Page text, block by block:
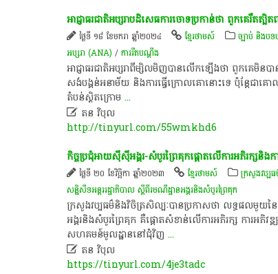
អាជ្ញាធរ​ជាតិ​អប្សរា​បដិសេធ​ការ​ចោទប្រកាន់​ថា​ ពួក​គេ​រឹតត្បិ
ថ្ងៃទី ១៨ ខែមករា ឆ្នាំ២០២៤ ខ្មែរថាមស៍ ច្បាប់ និងបទ
អប្សរា​ (ANA) /ការរឹតបណ្តឹង
អាជ្ញាធរ​ជាតិ​អប្សរា​ពី​ម្សិលមិញ​បាន​លើក​ឡើង​ថា​ ពួក​គេ​មិ
សង់​បង្គន់​អនាម័យ​ និង​ការ​ធ្វើ​ក្រោលគោ​នោះ​ទេ​ ប៉ុន្តែ​ជា​គ
តំបន់​ស្ថិត​ក្រោម ...
ត​ន​ ​វិបុល​
http://tinyurl.com/55wmkhd6
កិច្ចប្រជុំ​អាយ​ស៊ី​ស៊ី​អង្គរ​-​សំបូរ​ព្រៃ​គុក​ផ្តោត​លើ​ការ​អភិរក្ស​និ
ថ្ងៃទី ២០ ខែវិច្ឆិកា ឆ្នាំ២០២៣ ខ្មែរថាមស៍ ក្រសួងវប្ប
សន្និសីទ​អន្តររដ្ឋាភិបាល​ ស្ដី​ពីរ​មណី​ដ្ឋា​ន​អង្គរ​និង​សំបូរ​ព្រៃ​គុក​
ក្រសួង​វប្បធម៌​និង​វិចិត្រសិល្បៈ​បាន​ប្រកាស​ថា​ លទ្ធផល​មួយ​នៃ​
អង្គរ​និង​សំបូរ​ព្រៃ​គុក​ គឺ​ផ្ដោត​សំខាន់​លើ​ការ​អភិរក្ស​ ការ​អភិ
សហគមន៍​មូលដ្ឋាន​នៅ​ជុំវិញ ...
ត​ន​ ​វិបុល​
https://tinyurl.com/4je3tadc